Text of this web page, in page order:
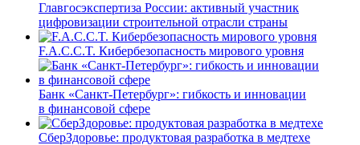
Главгосэкспертиза России: активный участник
цифровизации строительной отрасли страны
F.A.C.C.T. Кибербезопасность мирового уровня
Банк «Санкт-Петербург»: гибкость и инновации
в финансовой сфере
СберЗдоровье: продуктовая разработка в медтехе